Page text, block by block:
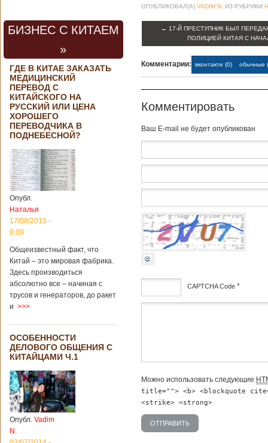
БИЗНЕС С КИТАЕМ
»
ГДЕ В КИТАЕ ЗАКАЗАТЬ
МЕДИЦИНСКИЙ
ПЕРЕВОД С
КИТАЙСКОГО НА
РУССКИЙ ИЛИ ЦЕНА
ХОРОШЕГО
ПЕРЕВОДЧИКА В
ПОДНЕБЕСНОЙ?
Опубл.
Наталья
17/08/2015 -
0:09
Общеизвестный факт, что
Китай – это мировая фабрика.
Здесь производиться
абсолютно все – начиная с
трусов и генераторов, до ракет
и >>>
ОСОБЕННОСТИ
ДЕЛОВОГО ОБЩЕНИЯ С
КИТАЙЦАМИ Ч.1
Опубл. Vadim
N.
ОПУБЛИКОВАЛ(А) VADIM N. ИЗ РУБРИКИ
← 17-Й ПРЕСТУПНИК БЫЛ
ПОЛИЦИЕЙ КИТАЯ С
Комментарии: вконтакте (0) обычные
Комментировать
Baш E-mail не будет опубликован
CAPTCHA Code *
Можно использовать следующие
title=""> <b> <blockquote
<strike> <strong>